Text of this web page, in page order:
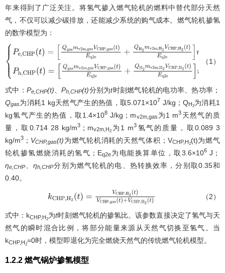
年来得到了广泛关注。将氢气掺入燃气轮机的燃料中替代部分天然
气，不仅可以减少碳排放，还能减少系统的购气成本。燃气轮机掺氢
的数学模型为：
,C P(
Q asmv 2m, s(t)E 2 2VC E
[ Qg asmv2 ,gasVCHP,gas(t)Eq2e+QH2m v2m,H2V HP,H2(t E
（1）
式中： Pe,CHP(t) 、Ph,CHP(t)分别为t时刻燃气轮机的电功率、热功率；
Qgas为消耗1 kg天然气产生的热值，取5.071×107 J/kg；QH2为消耗1
kg氢气产生的热值，取1.4×108 J/kg；mv2m,gas 为1 m3 天然气的质
量，取0.714 28 kg/m3；mv2m,H2为1 m3 氢气的质量，取0.089 3
kg/m3 ； VCHP,gas(t)为燃气轮机消耗的天然气体积；VCHP,H2(t)为燃气
轮机掺氢燃烧消耗的氢气；Eq2e为电能换算单位，取3.6×106J；
ηe,CHP、ηh,CHP分别为燃气轮机的电、热转换效率，分别取0.35和
0.40。
kCHP,H2(t) =VCHP,H2(t)VCHP,gas （2）
式中：kCHP,H2为t时刻燃气轮机的掺氢比。该参数直接决定了氢气与天
然气的瞬时混合比例，将部分能量来源从天然气切换至氢气。当
kCHP,H2=0时，模型即退化为完全燃烧天然气的传统燃气轮机模型。
1.2.2 燃气锅炉掺氢模型